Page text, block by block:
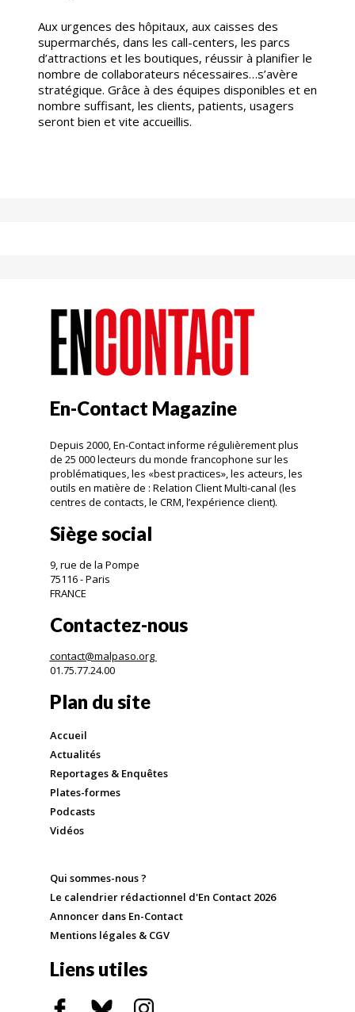
Aux urgences des hôpitaux, aux caisses des
supermarchés, dans les call-centers, les parcs
d’attractions et les boutiques, réussir à planifier le
nombre de collaborateurs nécessaires…s’avère
stratégique. Grâce à des équipes disponibles et en
nombre suffisant, les clients, patients, usagers
seront bien et vite accueillis.
En-Contact Magazine
Depuis 2000, En-Contact informe régulièrement plus
de 25 000 lecteurs du monde francophone sur les
problématiques, les «best practices», les acteurs, les
outils en matière de : Relation Client Multi-canal (les
centres de contacts, le CRM, l’expérience client).
Siège social
9, rue de la Pompe
75116 - Paris
FRANCE
Contactez-nous
contact@malpaso.org
01.75.77.24.00
Plan du site
Accueil
Actualités
Reportages & Enquêtes
Plates-formes
Podcasts
Vidéos
Qui sommes-nous ?
Le calendrier rédactionnel d'En Contact 2026
Annoncer dans En-Contact
Mentions légales & CGV
Liens utiles